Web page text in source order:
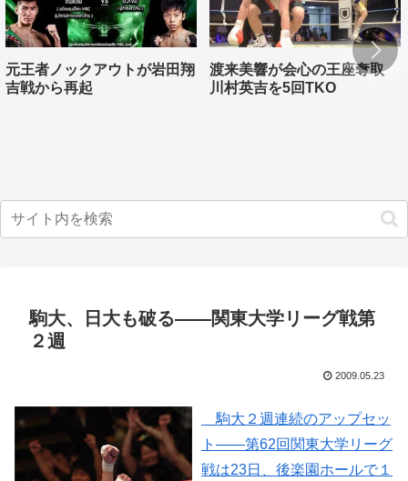
元王者ノックアウトが岩田翔
吉戦から再起
渡来美響が会心の王座奪取
川村英吉を5回TKO
駒大、日大も破る――関東大学リーグ戦第
２週
2009.05.23
駒大２週連続のアップセッ
ト――第62回関東大学リーグ
戦は23日、後楽園ホールで１